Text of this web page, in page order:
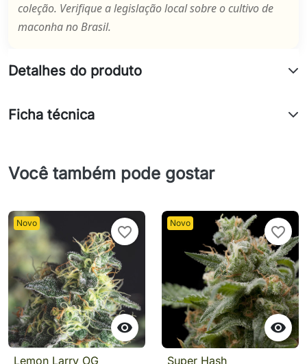
coleção. Verifique a legislação local sobre o cultivo de
maconha no Brasil.
Detalhes do produto
Ficha técnica
Você também pode gostar
Novo

favorite_border
Lemon Larry OG
Novo

favorite_border
Super Hash